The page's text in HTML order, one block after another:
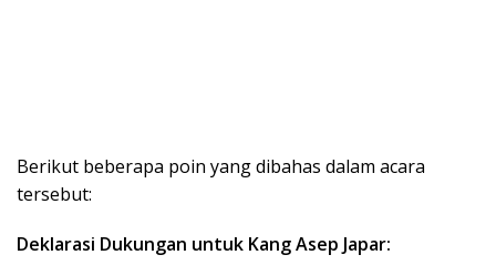
Berikut beberapa poin yang dibahas dalam acara
tersebut:
Deklarasi Dukungan untuk Kang Asep Japar: